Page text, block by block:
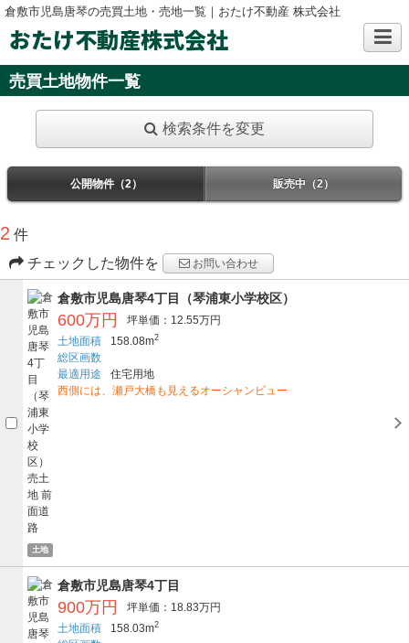
倉敷市児島唐琴の売買土地・売地一覧｜おたけ不動産 株式会社
おたけ不動産株式会社
売買土地物件一覧
検索条件を変更
公開物件（2） 販売中（2）
2 件
チェックした物件を
お問い合わせ
土地
倉敷市児島唐琴4丁目（琴浦東小学校区）
600万円
坪単価：12.55万円
土地面積
158.08m2
総区画数
最適用途
住宅用地
西側には、瀬戸大橋も見えるオーシャンビュー
倉敷市児島唐琴4丁目
900万円
坪単価：18.83万円
土地面積
158.03m2